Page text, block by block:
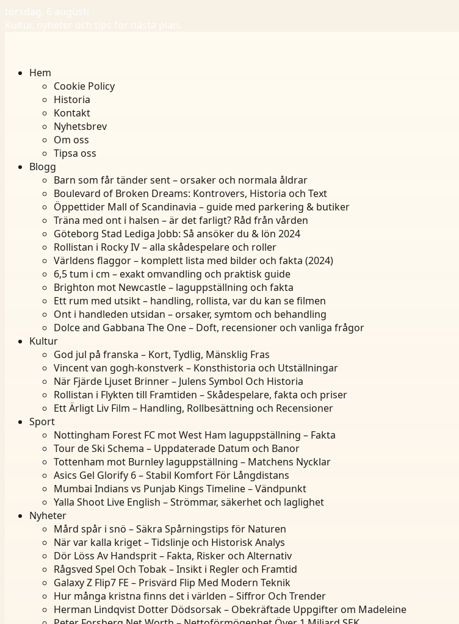
torsdag, 6 augusti
Kultur, nyheter och tips för nästa plan.
Hem
Cookie Policy
Historia
Kontakt
Nyhetsbrev
Om oss
Tipsa oss
Blogg
Barn som får tänder sent – orsaker och normala åldrar
Boulevard of Broken Dreams: Kontrovers, Historia och Text
Öppettider Mall of Scandinavia – guide med parkering & butiker
Träna med ont i halsen – är det farligt? Råd från vården
Göteborg Stad Lediga Jobb: Så ansöker du & lön 2024
Rollistan i Rocky IV – alla skådespelare och roller
Världens flaggor – komplett lista med bilder och fakta (2024)
6,5 tum i cm – exakt omvandling och praktisk guide
Brighton mot Newcastle – laguppställning och fakta
Ett rum med utsikt – handling, rollista, var du kan se filmen
Ont i handleden utsidan – orsaker, symtom och behandling
Dolce and Gabbana The One – Doft, recensioner och vanliga frågor
Kultur
God jul på franska – Kort, Tydlig, Mänsklig Fras
Vincent van gogh-konstverk – Konsthistoria och Utställningar
När Fjärde Ljuset Brinner – Julens Symbol Och Historia
Rollistan i Flykten till Framtiden – Skådespelare, fakta och priser
Ett Ärligt Liv Film – Handling, Rollbesättning och Recensioner
Sport
Nottingham Forest FC mot West Ham laguppställning – Fakta
Tour de Ski Schema – Uppdaterade Datum och Banor
Tottenham mot Burnley laguppställning – Matchens Nycklar
Asics Gel Glorify 6 – Stabil Komfort För Långdistans
Mumbai Indians vs Punjab Kings Timeline – Vändpunkt
Yalla Shoot Live English – Strömmar, säkerhet och laglighet
Nyheter
Mård spår i snö – Säkra Spårningstips för Naturen
När var kalla kriget – Tidslinje och Historisk Analys
Dör Löss Av Handsprit – Fakta, Risker och Alternativ
Rågsved Spel Och Tobak – Insikt i Regler och Framtid
Galaxy Z Flip7 FE – Prisvärd Flip Med Modern Teknik
Hur många kristna finns det i världen – Siffror Och Trender
Herman Lindqvist Dotter Dödsorsak – Obekräftade Uppgifter om Madeleine